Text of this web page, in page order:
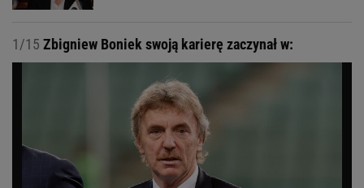
1/15 Zbigniew Boniek swoją karierę zaczynał w: